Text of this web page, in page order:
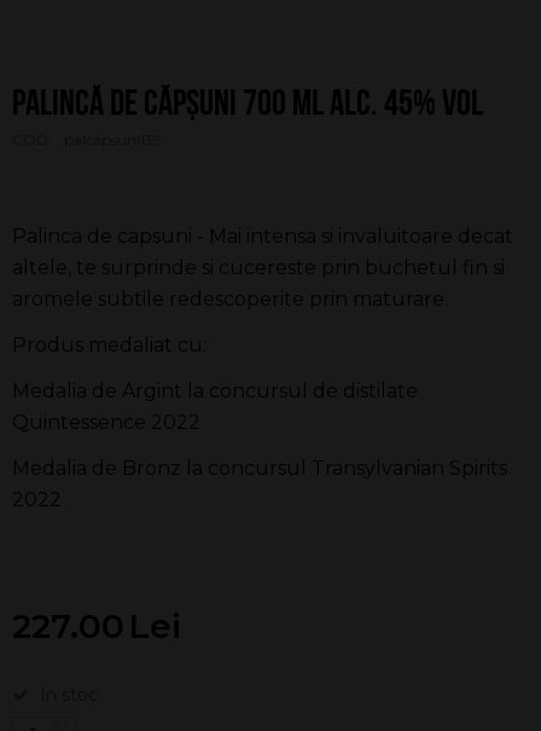
Palincă de Căpșuni 700 ml alc. 45% vol
Palinca de capsuni - Mai intensa si invaluitoare decat
altele, te surprinde si cucereste prin buchetul fin si
aromele subtile redescoperite prin maturare.
Produs medaliat cu:
Medalia de Argint la concursul de distilate
Quintessence 2022
Medalia de Bronz la concursul Transylvanian Spirits
2022
227.00 Lei